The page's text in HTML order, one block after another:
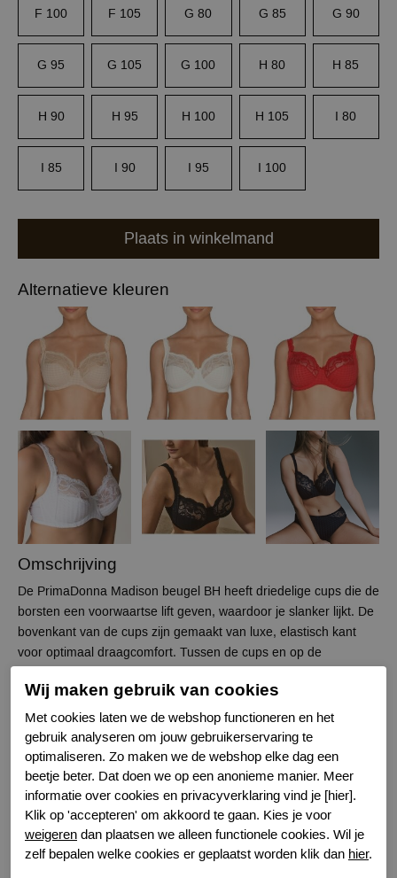
F 100 F 105 G 80 G 85 G 90
G 95 G 105 G 100 H 80 H 85
H 90 H 95 H 100 H 105 I 80
I 85 I 90 I 95 I 100
Plaats in winkelmand
Alternatieve kleuren
Omschrijving
De PrimaDonna Madison beugel BH heeft driedelige cups die de
borsten een voorwaartse lift geven, waardoor je slanker lijkt. De
bovenkant van de cups zijn gemaakt van luxe, elastisch kant
voor optimaal draagcomfort. Tussen de cups en op de
populair onder PrimaDonna fans. De combinatie van ruitjes en
kant geeft deze serie een jonge en elegante uitstraling. Deze bh
is verkrijgbaar in natuur, zwart, huidskleur, rood en wit.
Specificaties
Merk
Prima Donna
Serie naam
Madison
Wij maken gebruik van cookies
Met cookies laten we de webshop functioneren en het
gebruik analyseren om jouw gebruikerservaring te
optimaliseren. Zo maken we de webshop elke dag een
beetje beter. Dat doen we op een anonieme manier. Meer
informatie over cookies en privacyverklaring vind je [hier].
Klik op 'accepteren' om akkoord te gaan. Kies je voor
weigeren dan plaatsen we alleen functionele cookies. Wil je
zelf bepalen welke cookies er geplaatst worden klik dan hier.